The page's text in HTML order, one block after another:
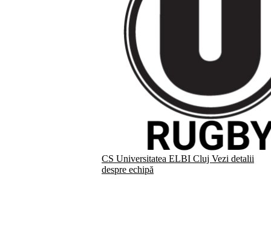
CS Universitatea ELBI Cluj Vezi detalii
despre echipă